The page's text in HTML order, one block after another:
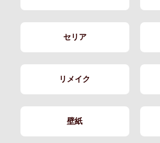
セリア
リメイク
壁紙